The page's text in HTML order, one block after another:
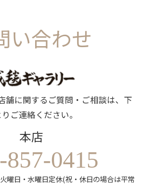
い合わせ
舗に関するご質問・ご相談は、下
ご連絡ください。
本店
857-0415
曜日・水曜日定休(祝・休日の場合は平常